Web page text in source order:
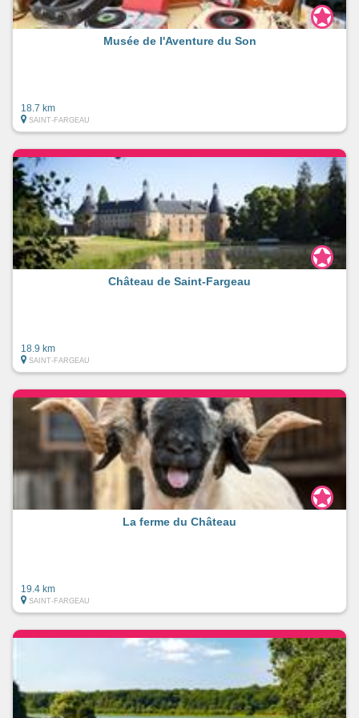
Musée de l'Aventure du Son
18.7 km
SAINT-FARGEAU
Château de Saint-Fargeau
18.9 km
SAINT-FARGEAU
La ferme du Château
19.4 km
SAINT-FARGEAU